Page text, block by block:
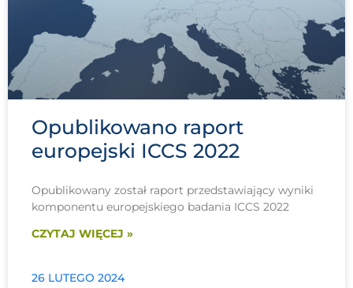
Opublikowano raport
europejski ICCS 2022
Opublikowany został raport przedstawiający wyniki
komponentu europejskiego badania ICCS 2022
CZYTAJ WIĘCEJ »
26 LUTEGO 2024